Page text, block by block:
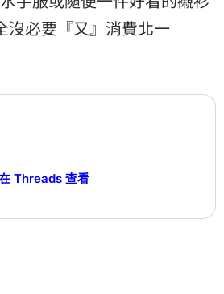
沒必要『又』消費北一
Threads 查看